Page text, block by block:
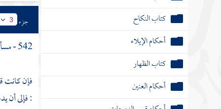
كتاب النكاح
أحكام الإيلاء
كتاب الظهار
أحكام العنين
أحكام قسم الزوجات
جزء 3
542 - مسألة :
فإن كانت
: فإلى